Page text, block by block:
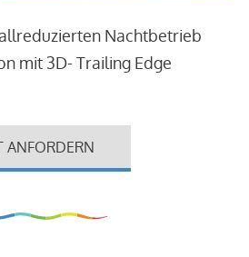
Nachtbetrieb
mit 3D- Trailing Edge
ANFORDERN